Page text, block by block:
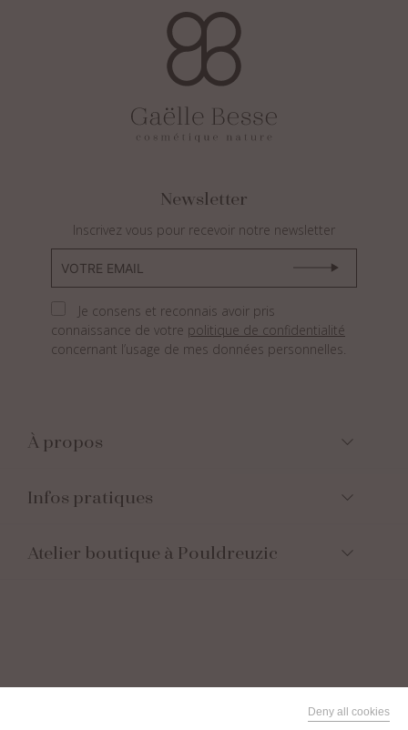
Newsletter
Inscrivez vous pour recevoir notre newsletter
Je consens et reconnais avoir pris
connaissance de votre politique de confidentialité
concernant l’usage de mes données personnelles.
À propos
Infos pratiques
Atelier boutique à Pouldreuzic
Deny all cookies